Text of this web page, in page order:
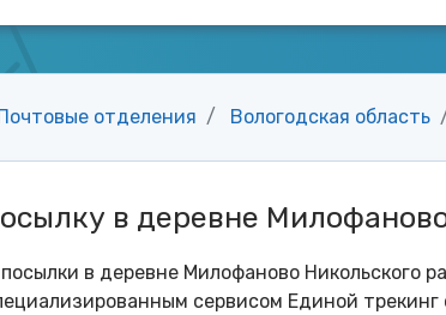
отделения Вологодская область
в деревне
в деревне Милофаново Никольского
сервисом Единой